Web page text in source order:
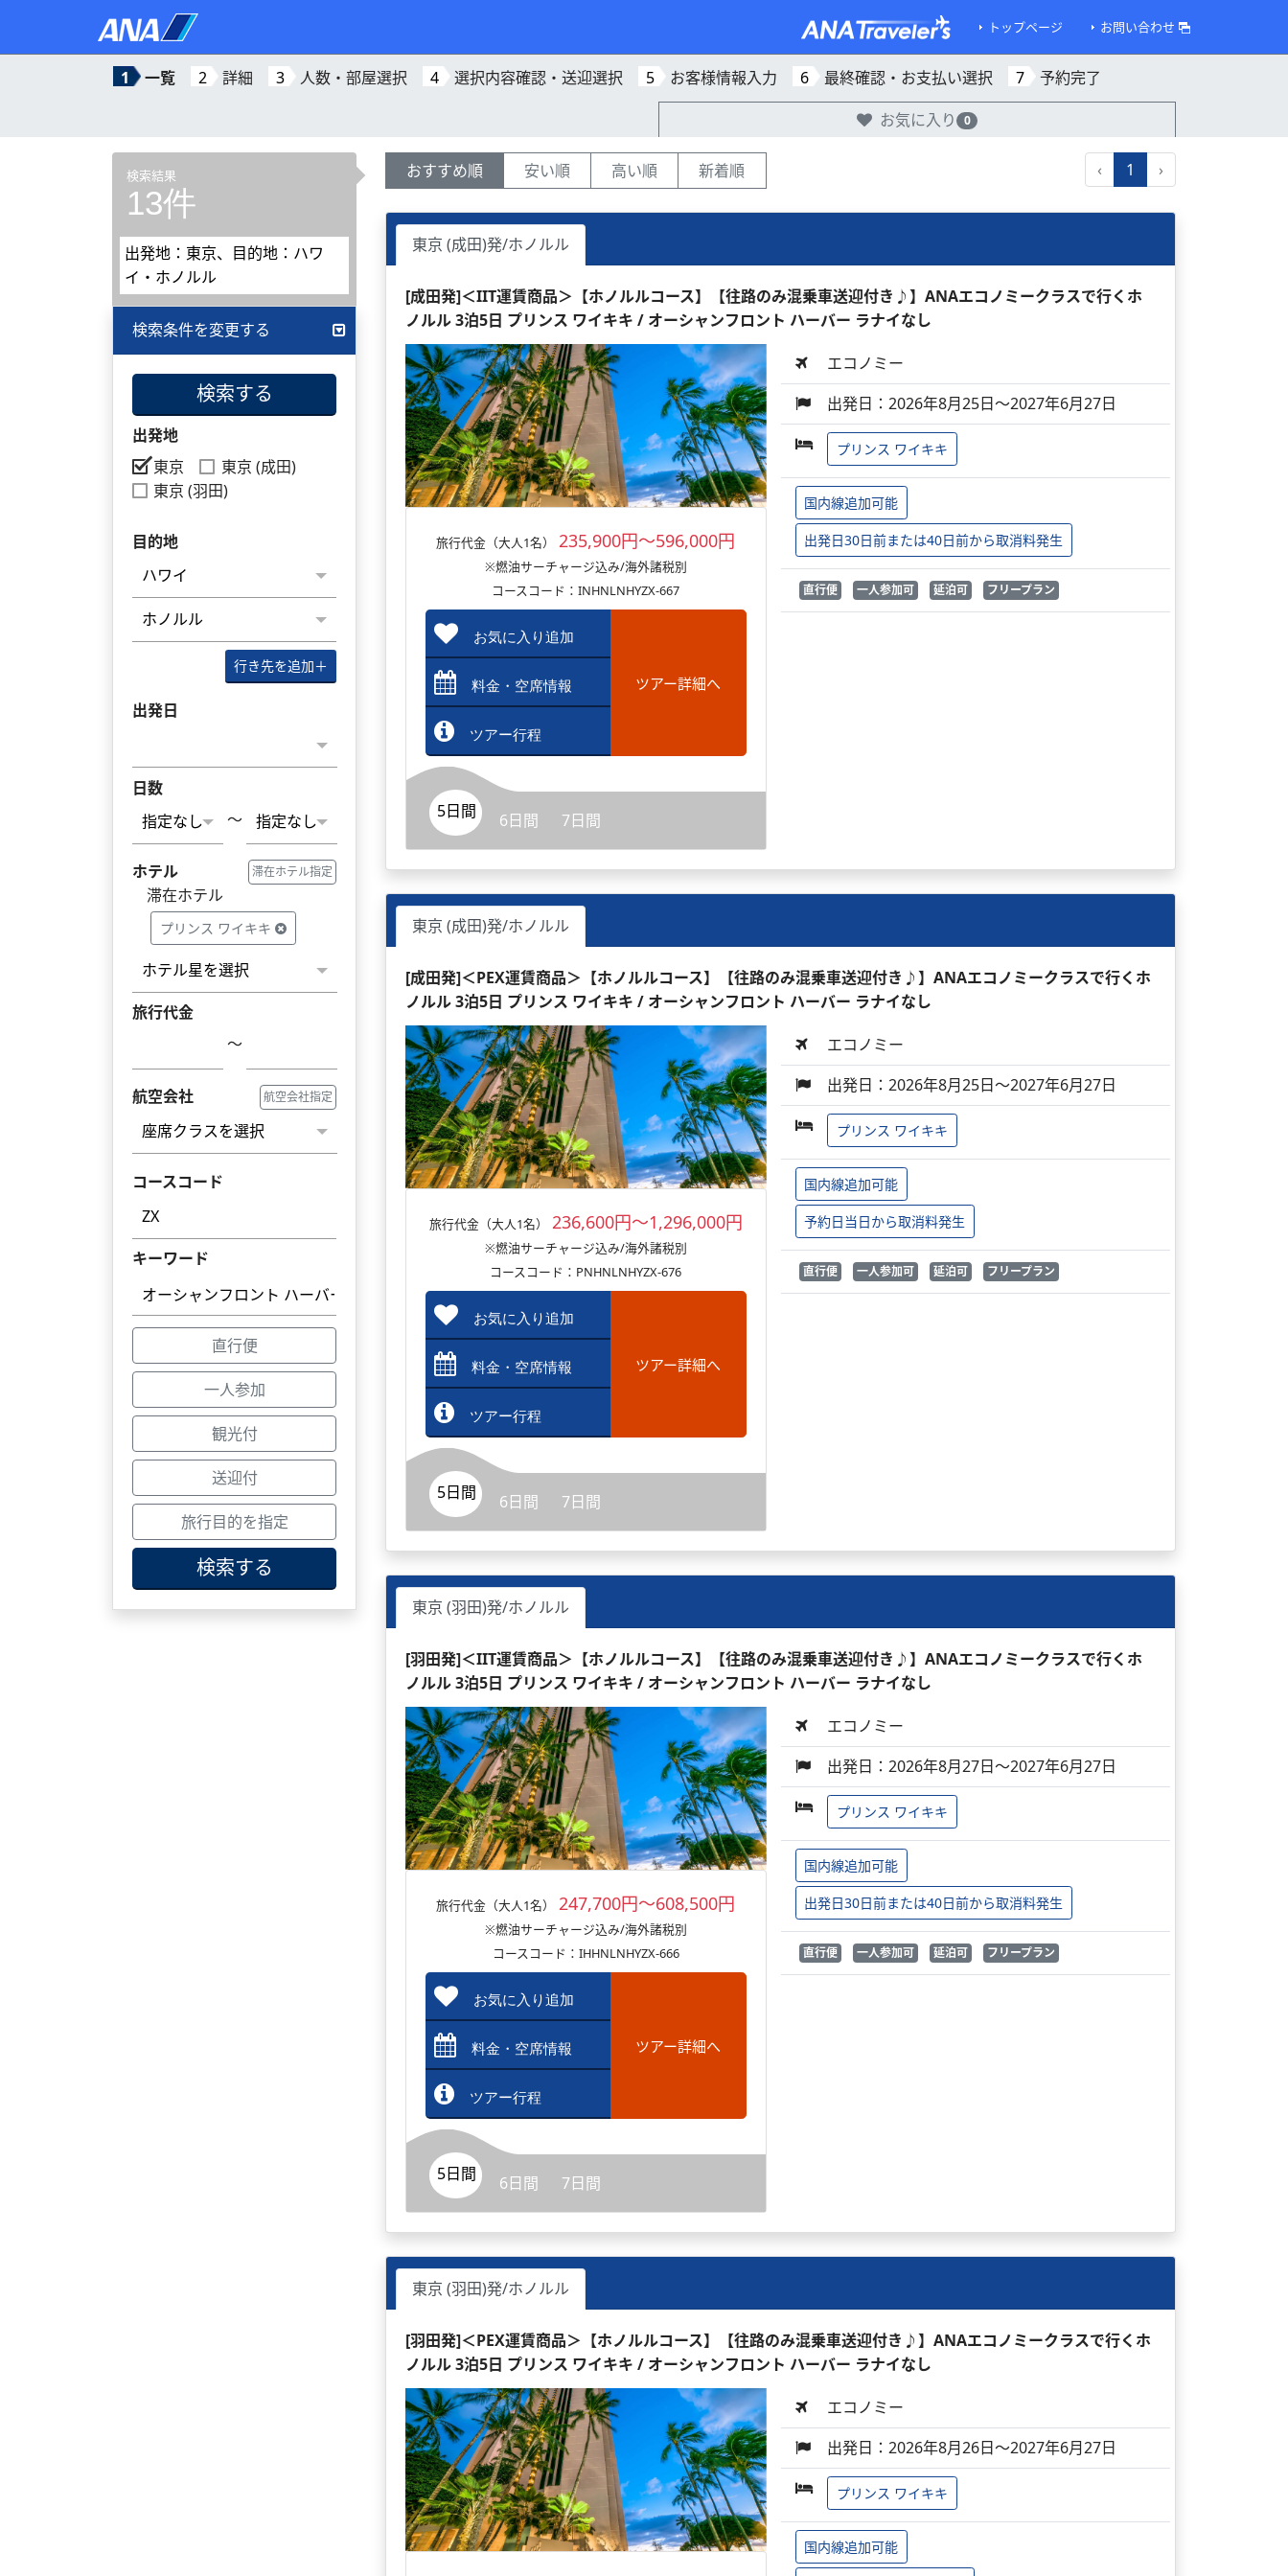
トップページ お問い合わせ
1 一覧 2 詳細 3 人数・部屋選択 4 選択内容確認・送迎選択 5 お客様情報入力 6 最終確認・お支払い選択 7
予約完了
お気に入り
0
検索結果
13件
出発地：東京、目的地：ハワ
イ・ホノルル
検索条件を変更する
検索する
出発地
東京
東京 (成田)
東京 (羽田)
目的地
行き先を追加＋
出発日
日数
～
ホテル 滞在ホテル指定
滞在ホテル
プリンス ワイキキ
旅行代金
～
航空会社 航空会社指定
コースコード
キーワード
直行便
一人参加
観光付
送迎付
旅行目的を指定
検索する
おすすめ順 安い順 高い順 新着順 ‹ 1 ›
東京 (成田)発/ホノルル
[成田発]＜IIT運賃商品＞【ホノルルコース】【往路のみ混乗車送迎付き♪】ANAエコノミークラスで行くホ
ノルル 3泊5日 プリンス ワイキキ / オーシャンフロント ハーバー ラナイなし
旅行代金（大人1名） 235,900円～596,000円
※燃油サーチャージ込み/海外諸税別
コースコード：INHNLNHYZX-667
お気に入り追加
料金・空席情報
ツアー行程
ツアー詳細へ
5日間 6日間 7日間
エコノミー
出発日：2026年8月25日～2027年6月27日
プリンス ワイキキ
国内線追加可能
出発日30日前または40日前から取消料発生
直行便 一人参加可 延泊可 フリープラン
東京 (成田)発/ホノルル
[成田発]＜PEX運賃商品＞【ホノルルコース】【往路のみ混乗車送迎付き♪】ANAエコノミークラスで行くホ
ノルル 3泊5日 プリンス ワイキキ / オーシャンフロント ハーバー ラナイなし
旅行代金（大人1名） 236,600円～1,296,000円
※燃油サーチャージ込み/海外諸税別
コースコード：PNHNLNHYZX-676
お気に入り追加
料金・空席情報
ツアー行程
ツアー詳細へ
5日間 6日間 7日間
エコノミー
出発日：2026年8月25日～2027年6月27日
プリンス ワイキキ
国内線追加可能
予約日当日から取消料発生
直行便 一人参加可 延泊可 フリープラン
東京 (羽田)発/ホノルル
[羽田発]＜IIT運賃商品＞【ホノルルコース】【往路のみ混乗車送迎付き♪】ANAエコノミークラスで行くホ
ノルル 3泊5日 プリンス ワイキキ / オーシャンフロント ハーバー ラナイなし
旅行代金（大人1名） 247,700円～608,500円
※燃油サーチャージ込み/海外諸税別
コースコード：IHHNLNHYZX-666
お気に入り追加
料金・空席情報
ツアー行程
ツアー詳細へ
5日間 6日間 7日間
エコノミー
出発日：2026年8月27日～2027年6月27日
プリンス ワイキキ
国内線追加可能
出発日30日前または40日前から取消料発生
直行便 一人参加可 延泊可 フリープラン
東京 (羽田)発/ホノルル
[羽田発]＜PEX運賃商品＞【ホノルルコース】【往路のみ混乗車送迎付き♪】ANAエコノミークラスで行くホ
ノルル 3泊5日 プリンス ワイキキ / オーシャンフロント ハーバー ラナイなし
エコノミー
出発日：2026年8月26日～2027年6月27日
プリンス ワイキキ
国内線追加可能